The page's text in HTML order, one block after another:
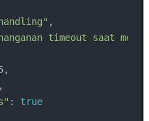
,
timeout saat
: true